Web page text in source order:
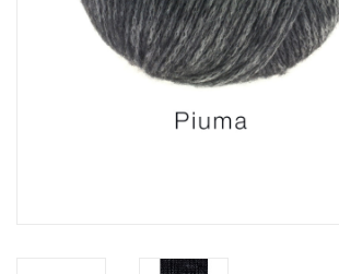
Breien en haken